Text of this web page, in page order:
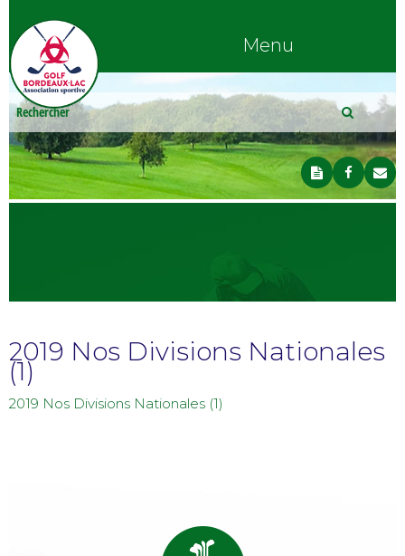
Menu
2019 Nos Divisions Nationales
(1)
2019 Nos Divisions Nationales (1)